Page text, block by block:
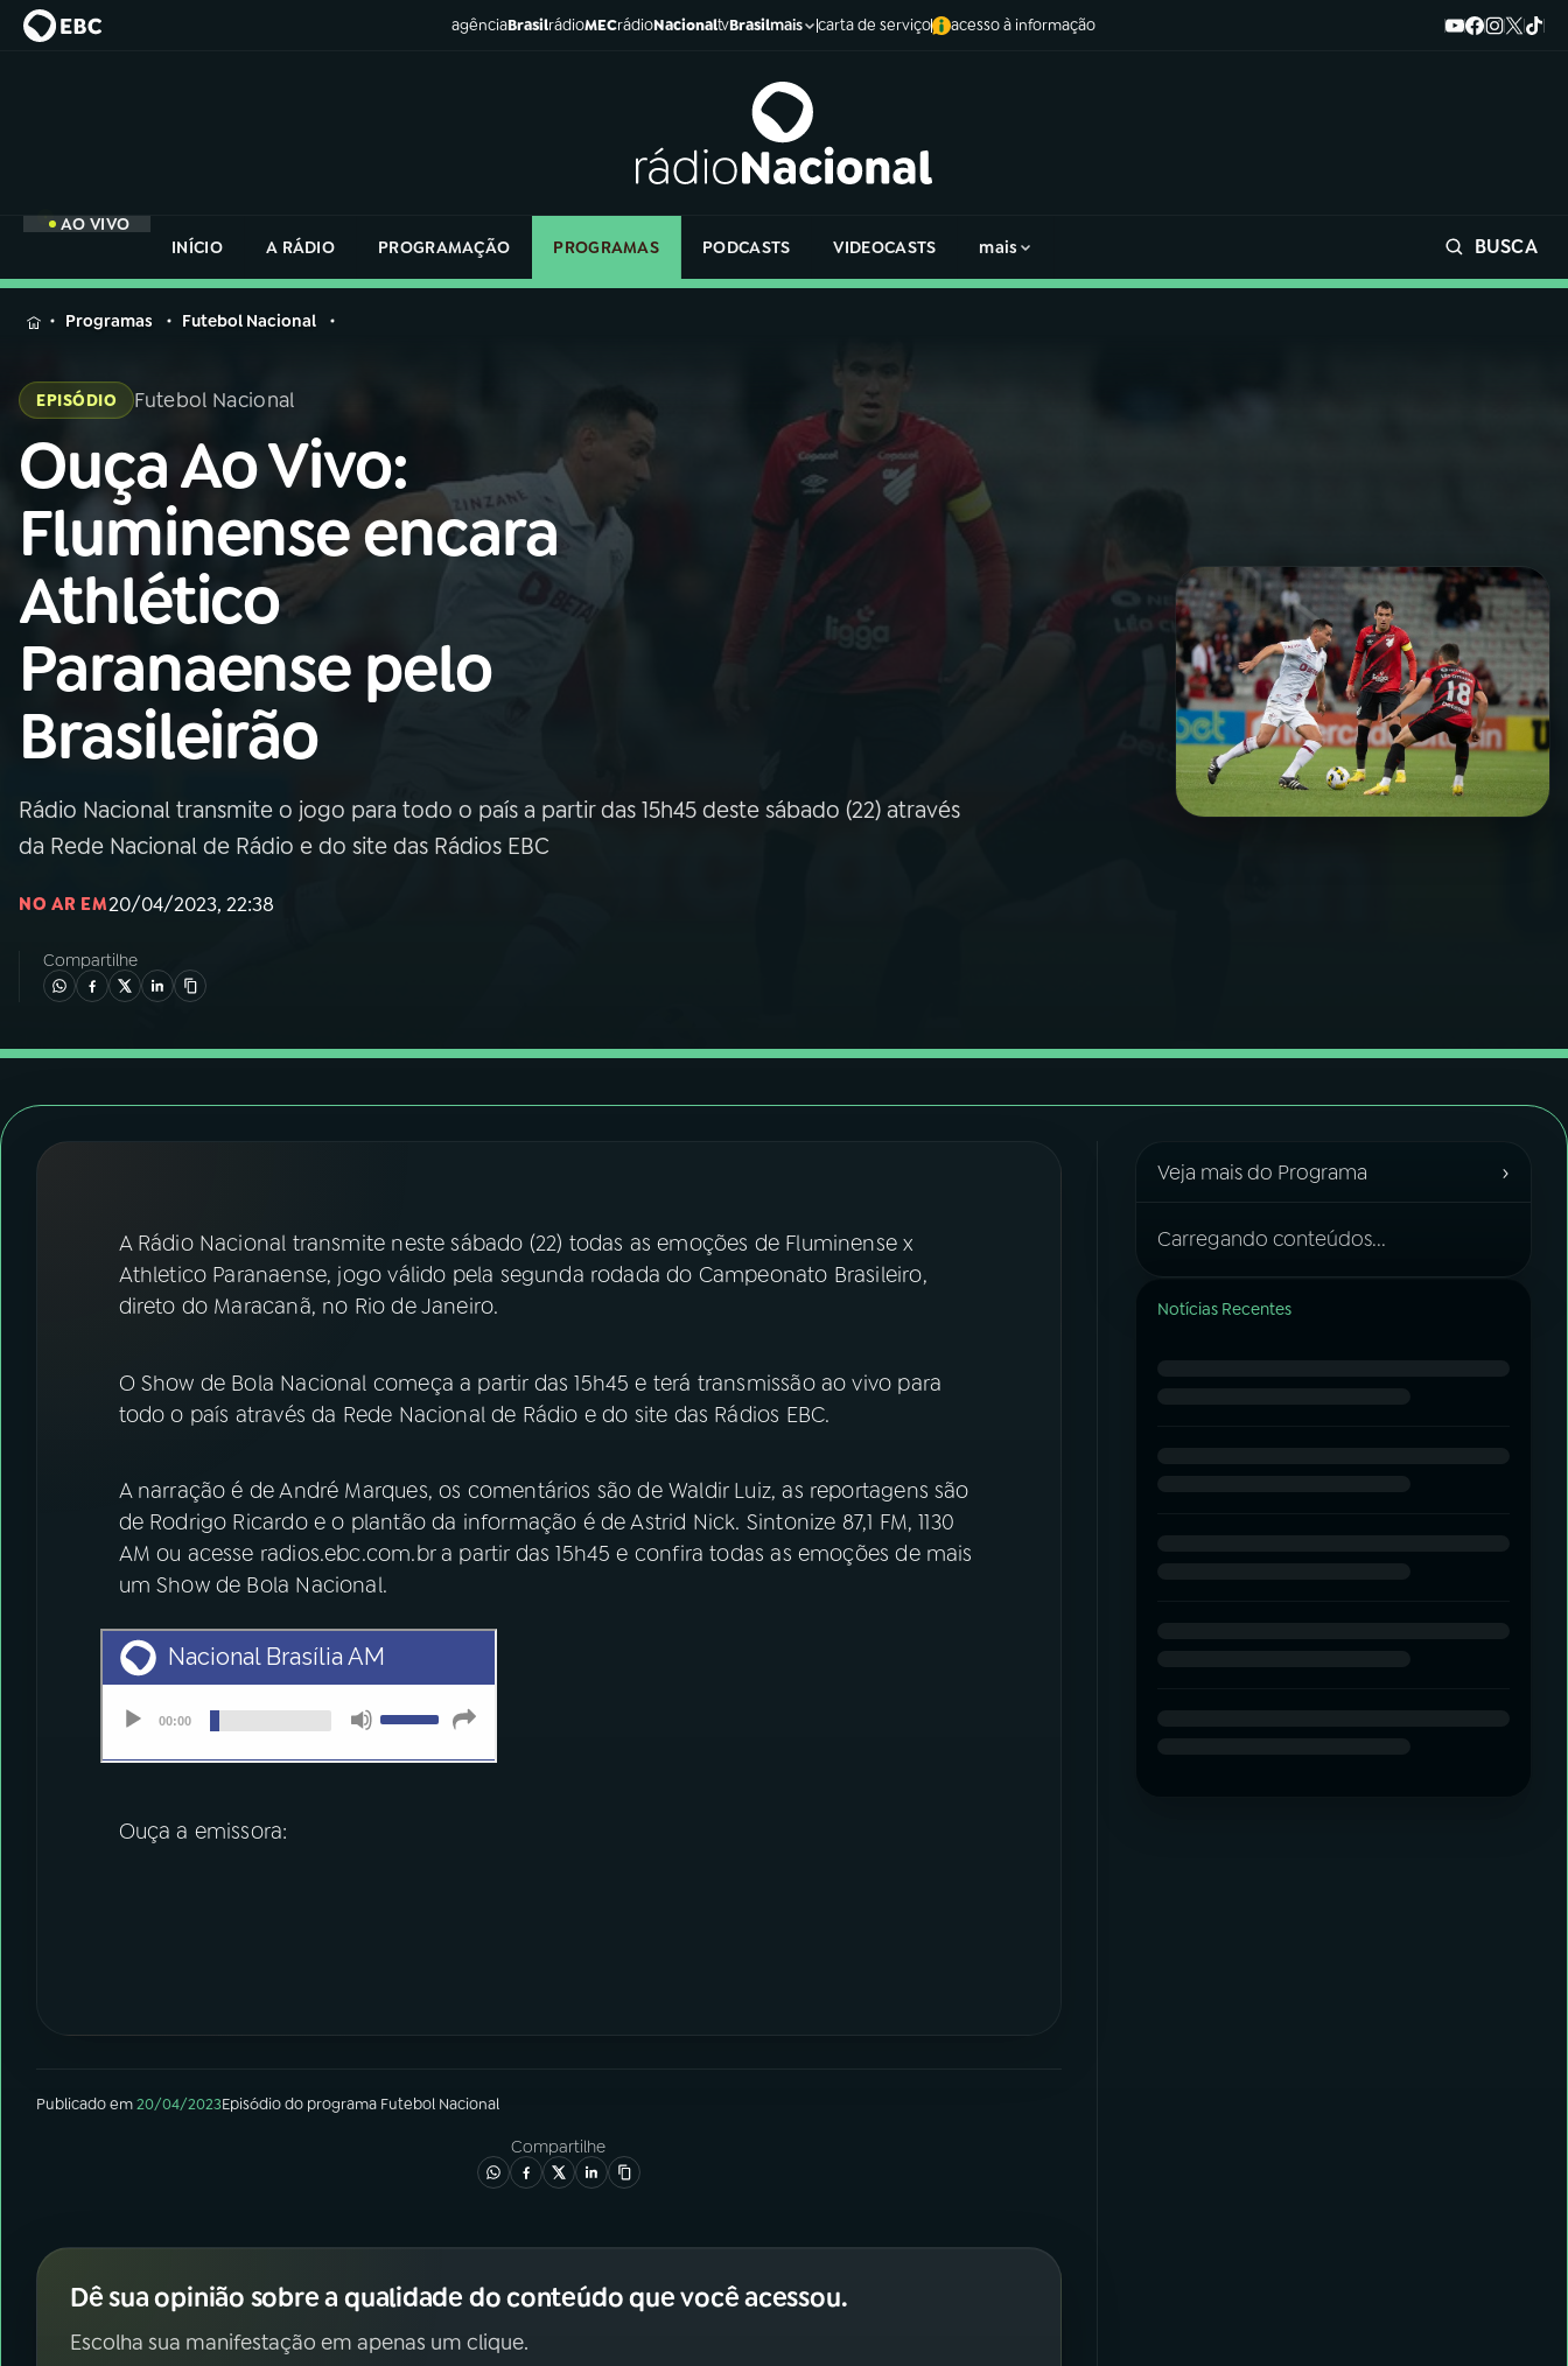
agênciaBrasilrádioMECrádioNacionaltvBrasilmais carta de serviço acesso à informação
AO VIVO
INÍCIO
A RÁDIO PROGRAMAÇÃO PROGRAMAS PODCASTS VIDEOCASTS mais BUSCA
MENU
Buscar
na
Rádio
Nacional
01 INÍCIO
02 A RÁDIO
03PROGRAMAÇÃO
04PROGRAMAS
05 PODCASTS
06VIDEOCASTS
07ÚLTIMAS
YouTube Facebook
Instagram X
na
Rádio
Programas Futebol Nacional
EPISÓDIO Futebol Nacional
Ouça Ao Vivo:
Fluminense encara
Athlético
Paranaense pelo
Brasileirão
Rádio Nacional transmite o jogo para todo o país a partir das 15h45 deste sábado (22) através
da Rede Nacional de Rádio e do site das Rádios EBC
NO AR EM20/04/2023, 22:38
Compartilhe
A Rádio Nacional transmite neste sábado (22) todas as emoções de Fluminense x
Athletico Paranaense, jogo válido pela segunda rodada do Campeonato Brasileiro,
direto do Maracanã, no Rio de Janeiro.
O Show de Bola Nacional começa a partir das 15h45 e terá transmissão ao vivo para
todo o país através da Rede Nacional de Rádio e do site das Rádios EBC.
A narração é de André Marques, os comentários são de Waldir Luiz, as reportagens são
de Rodrigo Ricardo e o plantão da informação é de Astrid Nick. Sintonize 87,1 FM, 1130
AM ou acesse radios.ebc.com.br a partir das 15h45 e confira todas as emoções de mais
um Show de Bola Nacional.
Ouça a emissora:
Publicado em20/04/2023Episódiodo programa Futebol Nacional
Compartilhe
Dê sua opinião sobre a qualidade do conteúdo que você acessou.
Escolha sua manifestação em apenas um clique.
Veja mais do Programa ›
Carregando conteúdos...
Notícias Recentes